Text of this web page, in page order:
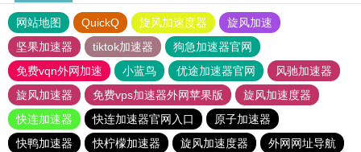
网站地图 QuickQ 旋风加速度器
旋风加速
坚果加速器
tiktok加速器
狗急加速器官网
免费vqn外网加速
小蓝鸟 优途加速器官网
风驰加速器
旋风加速器
免费vps加速器外网苹果版
旋风加速度器
快连加速器
快连加速器官网入口
原子加速器
快鸭加速器
快柠檬加速器 旋风加速度器
外网网址导航